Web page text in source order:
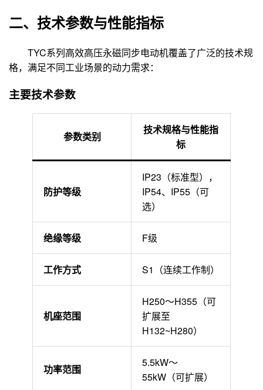
二、技术参数与性能指标
TYC系列高效高压永磁同步电动机覆盖了广泛的技术规
格，满足不同工业场景的动力需求：
主要技术参数
参数类别
技术规格与性能指
标
防护等级
IP23（标准型） ，
IP54、IP55（可
选）
绝缘等级 F级
工作方式 S1（连续工作制）
机座范围
H250～H355 （可
扩展至
H132~H280）
功率范围
5.5kW～
55kW （可扩展）